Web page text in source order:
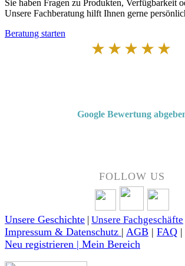
Sie haben Fragen zu Produkten, Verfügbarkeit
Unsere Fachberatung hilft Ihnen gerne
Beratung starten
★★★★★
Google Bewertung
FOLLOW US
Unsere Geschichte | Unsere Fachgeschäfte
Impressum & Datenschutz | AGB | FAQ |
Neu registrieren | Mein Bereich